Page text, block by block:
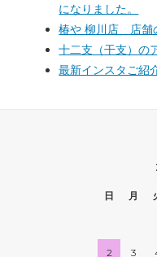
になりました。
椿や 柳川店 店舗
十二支（干支）の
最新インスタご紹
日 月
2 3